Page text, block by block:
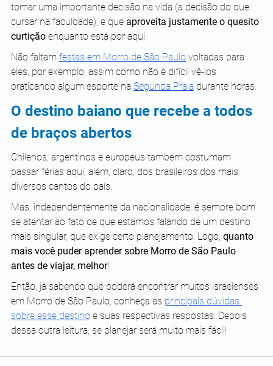
tomar uma importante decisão na vida (a decisão do que
cursar na faculdade), e que aproveita justamente o quesito
curtição enquanto está por aqui.
Não faltam festas em Morro de São Paulo voltadas para
eles, por exemplo, assim como não é difícil vê-los
praticando algum esporte na Segunda Praia durante horas.
O destino baiano que recebe a todos
de braços abertos
Chilenos, argentinos e europeus também costumam
passar férias aqui, além, claro, dos brasileiros dos mais
diversos cantos do país.
Mas, independentemente da nacionalidade, é sempre bom
se atentar ao fato de que estamos falando de um destino
mais singular, que exige certo planejamento. Logo, quanto
mais você puder aprender sobre Morro de São Paulo
antes de viajar, melhor!
Então, já sabendo que poderá encontrar muitos israelenses
em Morro de São Paulo, conheça as principais dúvidas
sobre esse destino e suas respectivas respostas. Depois
dessa outra leitura, se planejar será muito mais fácil!